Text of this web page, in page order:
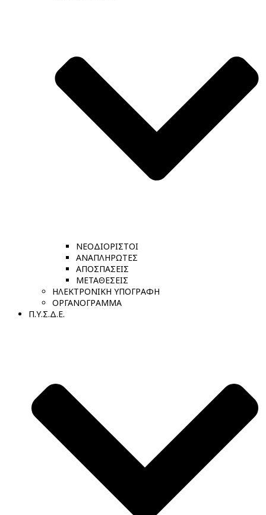
ΝΕΟΔΙΟΡΙΣΤΟΙ
ΑΝΑΠΛΗΡΩΤΕΣ
ΑΠΟΣΠΑΣΕΙΣ
ΜΕΤΑΘΕΣΕΙΣ
ΗΛΕΚΤΡΟΝΙΚΗ ΥΠΟΓΡΑΦΗ
ΟΡΓΑΝΟΓΡΑΜΜΑ
Π.Υ.Σ.Δ.Ε.